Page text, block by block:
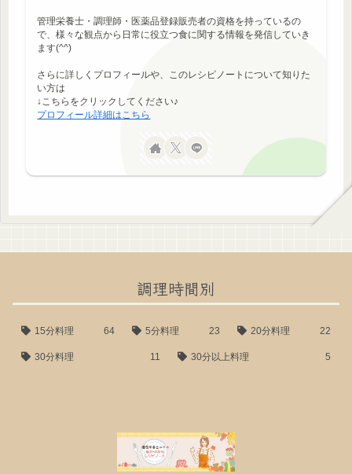
管理栄養士・調理師・医薬品登録販売者の資格を持っているの
で、様々な観点から日常に役立つ食に関する情報を発信していき
ます(^^)
さらに詳しくプロフィールや、このレシピノートについて知りた
い方は
↓こちらをクリックしてください♪
プロフィール詳細はこちら
調理時間別
15分料理 64 5分料理 23 20分料理 22
30分料理 11 30分以上料理 5